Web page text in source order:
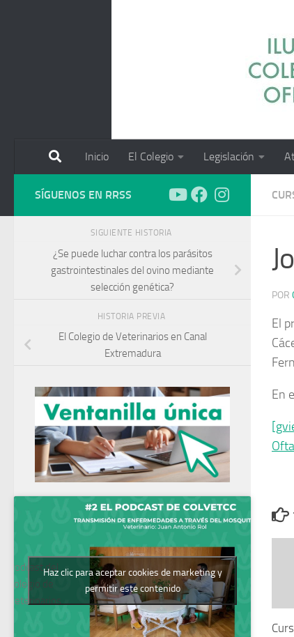
Inicio El Colegio Legislación
POR
El
En
SÍGUENOS EN RRSS
SIGUIENTE HISTORIA
¿Se puede luchar contra los parásitos
gastrointestinales del ovino mediante
selección genética?
HISTORIA PREVIA
El Colegio de Veterinarios en Canal
Extremadura
Podcast del
Colegio de
Veterinarios
Haz clic para aceptar cookies de marketing y
permitir este contenido